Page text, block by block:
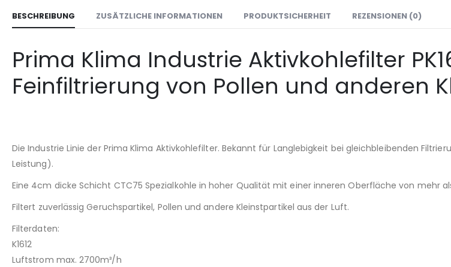
BESCHREIBUNG ZUSÄTZLICHE INFORMATIONEN PRODUKTSICHERHEIT REZENSIONEN (0)
Prima Klima Industrie Aktivkohlefilter
Feinfiltrierung von Pollen und anderen
Die Industrie Linie der Prima Klima Aktivkohlefilter. Bekannt für Langlebigkeit bei gleichbleibenden
Leistung).
Eine 4cm dicke Schicht CTC75 Spezialkohle in hoher Qualität mit einer inneren Oberfläche von mehr
Filtert zuverlässig Geruchspartikel, Pollen und andere Kleinstpartikel aus der Luft.
Filterdaten:
K1612
Luftstrom max. 2700m³/h